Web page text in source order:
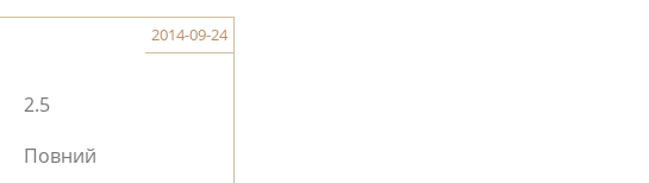
2014-09-24
2.5
Повний